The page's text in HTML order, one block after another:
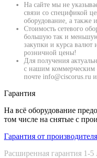
На сайте мы не
связи со спецификой
оборудование, а также
Стоимость сетевого
большую так и
закупки и курса валют
розничной цены!
Для получения
с нашим коммерческим
почте info@ciscorus.ru
Гарантия
На всё оборудование
том числе на снятые с
Гарантия от производителя
Расширенная гарантия 1-5